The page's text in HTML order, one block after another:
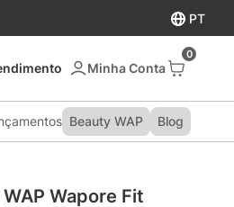
PT
0
Beauty WAP Blog
Wapore Fit